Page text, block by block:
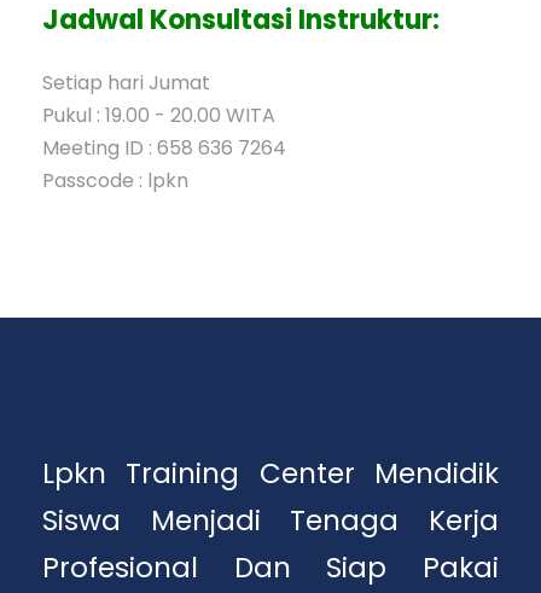
Jadwal Konsultasi Instruktur:
Setiap hari Jumat
Pukul : 19.00 - 20.00 WITA
Meeting ID : 658 636 7264
Passcode : lpkn
Lpkn Training Center Mendidik
Siswa Menjadi Tenaga Kerja
Profesional Dan Siap Pakai